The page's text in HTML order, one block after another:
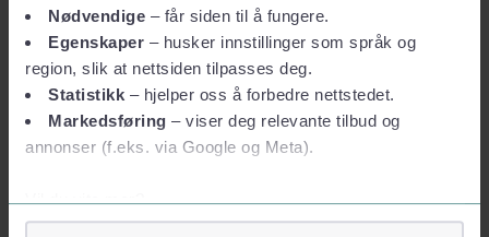
Nødvendige – får siden til å fungere.
Egenskaper – husker innstillinger som språk og
region, slik at nettsiden tilpasses deg.
Statistikk – hjelper oss å forbedre nettstedet.
Markedsføring – viser deg relevante tilbud og
annonser (f.eks. via Google og Meta).
Vil du vite mer?
Om informasjonskapsler